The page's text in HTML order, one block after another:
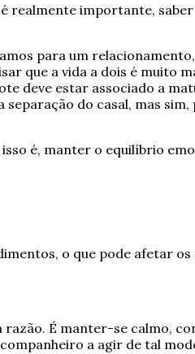
realmente importante,
para um
que a vida a dois é muito
deve estar associado a
do casal, mas sim,
é, manter o equilíbrio
o que pode afetar
razão. É manter-se calmo,
a agir de tal